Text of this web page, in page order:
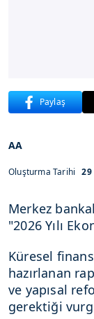
Paylaş
AA
Oluşturma Tarihi 29
Merkez
"2026 Yılı
Küresel
hazırlanan
ve yapısal
gerektiği